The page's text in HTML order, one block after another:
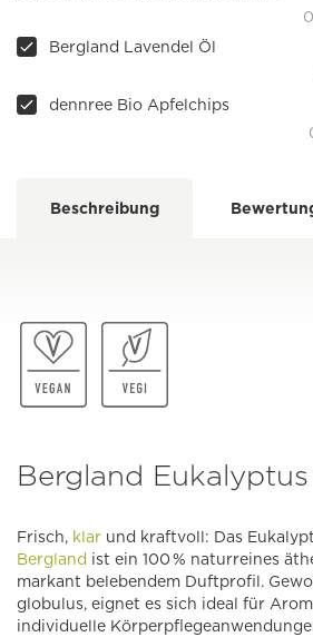
Bergland Lavendel Öl
dennree Bio Apfelchips
Beschreibung
Bergland
Frisch, klar und kraftvoll: Das
Bergland ist ein 100 % naturreines
markant belebendem Duftprofil.
globulus, eignet es sich ideal für
individuelle